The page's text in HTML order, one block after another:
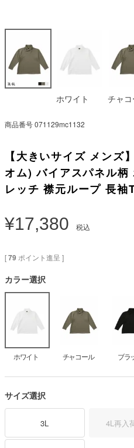
ホワイト チャ
商品番号071129mc1132
【大きいサイズ メンズ
オム) バイアスパネル柄
レッチ 襟元ループ 長
¥17,380 税込
[79 ポイント進呈 ]
カラー選択
ホワイト チャコール ブラ
サイズ選択
3L 4L再入